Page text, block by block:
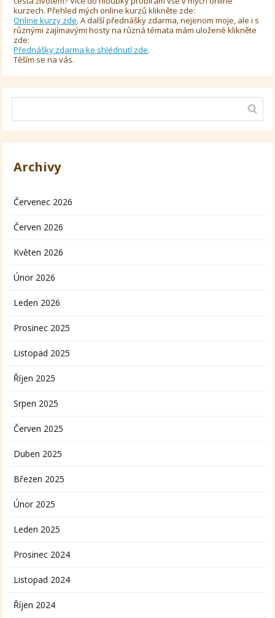
kurzech. Přehled mých online kurzů klikněte zde:
Online kurzy zde. A další přednášky zdarma, nejenom moje, ale i s
různými zajímavými hosty na různá témata mám uložené klikněte
zde:
Přednášky zdarma ke shlédnutí zde.
Těším se na vás.
Archivy
Červenec 2026
Červen 2026
Květen 2026
Únor 2026
Leden 2026
Prosinec 2025
Listopad 2025
Říjen 2025
Srpen 2025
Červen 2025
Duben 2025
Březen 2025
Únor 2025
Leden 2025
Prosinec 2024
Listopad 2024
Říjen 2024